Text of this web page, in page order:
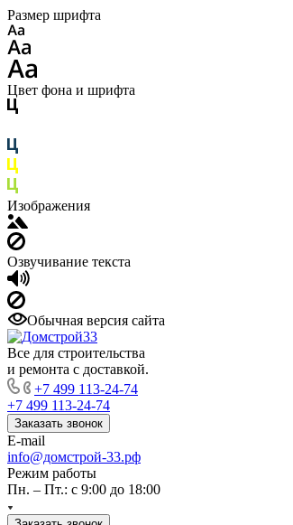
Размер шрифта
Цвет фона и шрифта
Изображения
Озвучивание текста
Обычная версия сайта
Все для строительства
и ремонта с доставкой.
+7 499 113-24-74
+7 499 113-24-74
Заказать звонок
E-mail
info@домстрой-33.рф
Режим работы
Пн. – Пт.: с 9:00 до 18:00